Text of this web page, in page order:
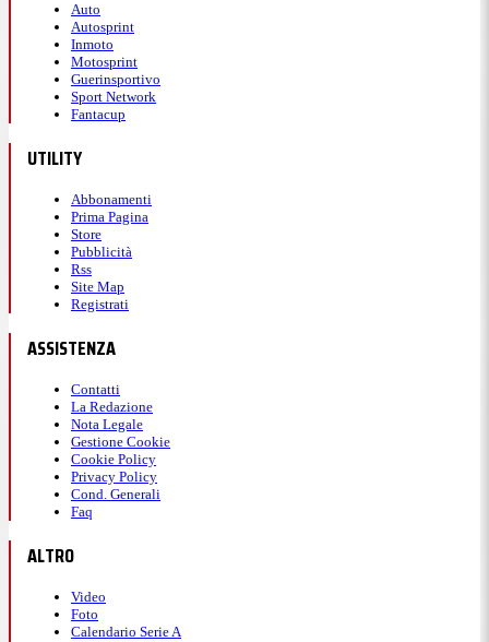
Auto
Autosprint
Inmoto
Motosprint
Guerinsportivo
Sport Network
Fantacup
UTILITY
Abbonamenti
Prima Pagina
Store
Pubblicità
Rss
Site Map
Registrati
ASSISTENZA
Contatti
La Redazione
Nota Legale
Gestione Cookie
Cookie Policy
Privacy Policy
Cond. Generali
Faq
ALTRO
Video
Foto
Calendario Serie A